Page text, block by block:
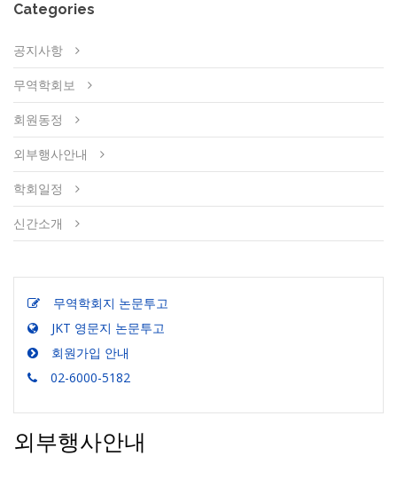
Categories
공지사항
무역학회보
회원동정
외부행사안내
학회일정
신간소개
무역학회지 논문투고
JKT 영문지 논문투고
회원가입 안내
02-6000-5182
외부행사안내